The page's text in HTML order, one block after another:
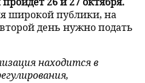
широкой публики, на
день нужно подать
находится в